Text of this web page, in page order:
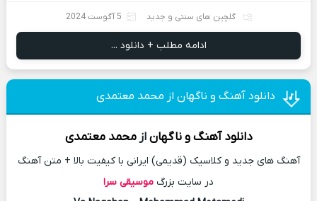
گلچین های سنتی و جدید 5 آگوست 2024
ادامه مطلب + دانلود ...
دانلود آهنگ و ناگهان از محمد معتمدی
دانلود آهنگ و ناگهان ازمحمد معتمدی
آهنگ های جدید و کلاسیک (قدیمی) ایرانی با کیفیت بالا + متن آهنگ
در سایت بزرگ موسیقی سرا